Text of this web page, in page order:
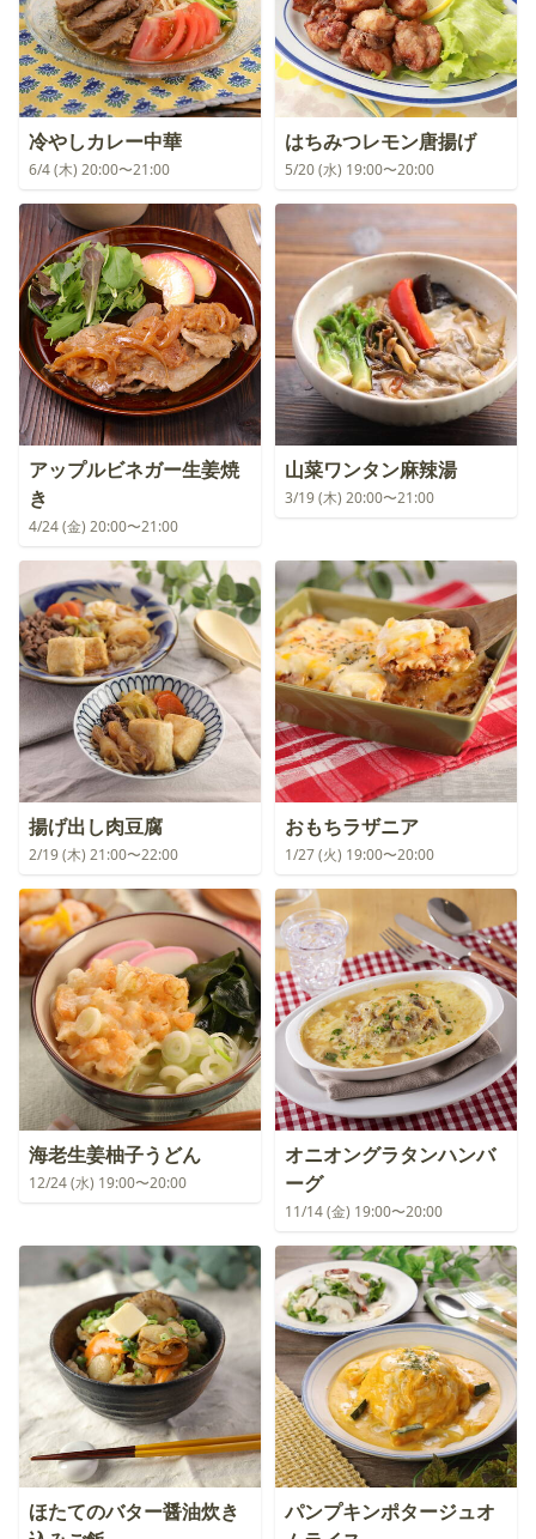
冷やしカレー中華
6/4 (木) 20:00〜21:00
はちみつレモン唐揚げ
5/20 (水) 19:00〜20:00
アップルビネガー生姜焼
き
4/24 (金) 20:00〜21:00
山菜ワンタン麻辣湯
3/19 (木) 20:00〜21:00
揚げ出し肉豆腐
2/19 (木) 21:00〜22:00
おもちラザニア
1/27 (火) 19:00〜20:00
海老生姜柚子うどん
12/24 (水) 19:00〜20:00
オニオングラタンハンバ
ーグ
11/14 (金) 19:00〜20:00
ほたてのバター醤油炊き
パンプキンポタージュオ